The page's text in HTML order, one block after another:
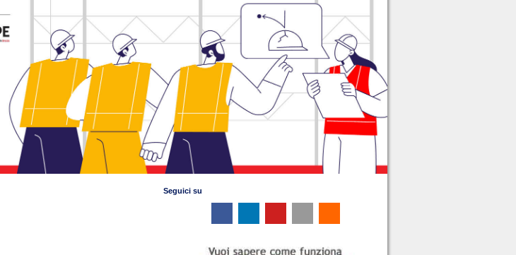
Seguici su